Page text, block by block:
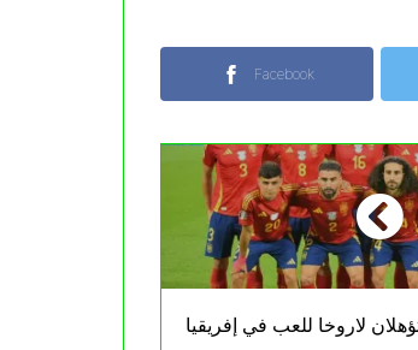
Facebook
لاروخا للعب في إفريقيا